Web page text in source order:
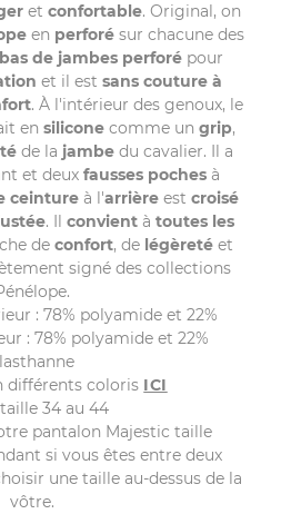
et confortable. Original, on
en perforé sur chacune des
bas de jambes perforé pour
et il est sans couture à
. À l'intérieur des genoux, le
en silicone comme un grip,
de la jambedu cavalier. Il a
et deux fausses poches à
ceintureà l'arrièreest croisé
. Il convientà toutes les
de confort, de légèretéet
signé des collections
: 78% polyamide et 22%
: 78% polyamide et 22%
différents coloris ICI
34 au 44
pantalon Majestic taille
si vous êtes entre deux
une taille au-dessus de la
vôtre.